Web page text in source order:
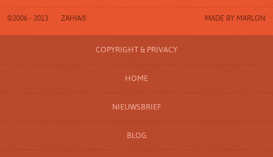
©2006 - 2013 ZAHIA® MADE BY MARLON
COPYRIGHT & PRIVACY
HOME
NIEUWSBRIEF
BLOG